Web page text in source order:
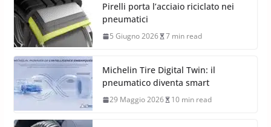
Pirelli porta l’acciaio riciclato nei
pneumatici
5 Giugno 2026 7 min read
Michelin Tire Digital Twin: il
pneumatico diventa smart
29 Maggio 2026 10 min read